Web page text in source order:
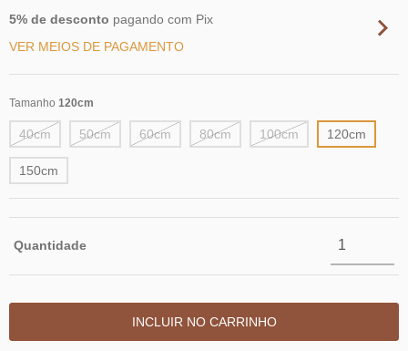
5% de desconto pagando com Pix
VER MEIOS DE PAGAMENTO
Tamanho 120cm
40cm 50cm 60cm 80cm 100cm 120cm
150cm
Quantidade